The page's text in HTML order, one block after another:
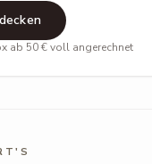
ab 50 € voll angerechnet